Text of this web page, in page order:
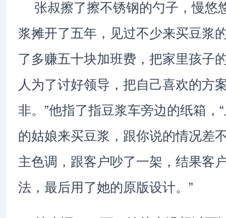
张叔擦了擦不锈钢的勺子，慢悠
浆摊开了五年，见过不少来买豆浆
了多赚五十块加班费，把家里孩子
人为了讨好领导，把自己喜欢的方
非。”他指了指豆浆车旁边的纸箱，
的姑娘来买豆浆，跟你说的情况差
主色调，跟客户吵了一架，结果客
法，最后用了她的原版设计。”